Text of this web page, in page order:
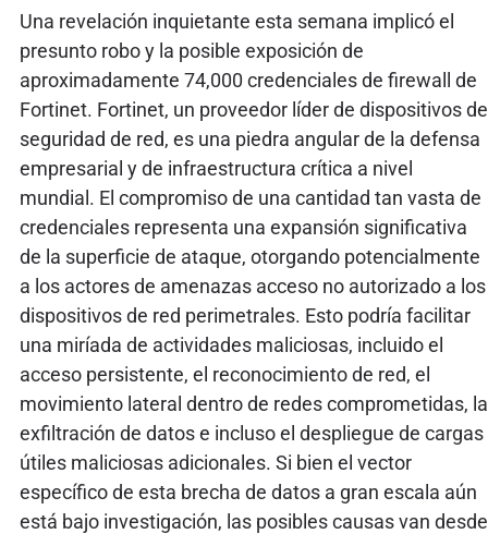
Una revelación inquietante esta semana implicó el
presunto robo y la posible exposición de
aproximadamente 74,000 credenciales de firewall de
Fortinet. Fortinet, un proveedor líder de dispositivos de
seguridad de red, es una piedra angular de la defensa
empresarial y de infraestructura crítica a nivel
mundial. El compromiso de una cantidad tan vasta de
credenciales representa una expansión significativa
de la superficie de ataque, otorgando potencialmente
a los actores de amenazas acceso no autorizado a los
dispositivos de red perimetrales. Esto podría facilitar
una miríada de actividades maliciosas, incluido el
acceso persistente, el reconocimiento de red, el
movimiento lateral dentro de redes comprometidas, la
exfiltración de datos e incluso el despliegue de cargas
útiles maliciosas adicionales. Si bien el vector
específico de esta brecha de datos a gran escala aún
está bajo investigación, las posibles causas van desde